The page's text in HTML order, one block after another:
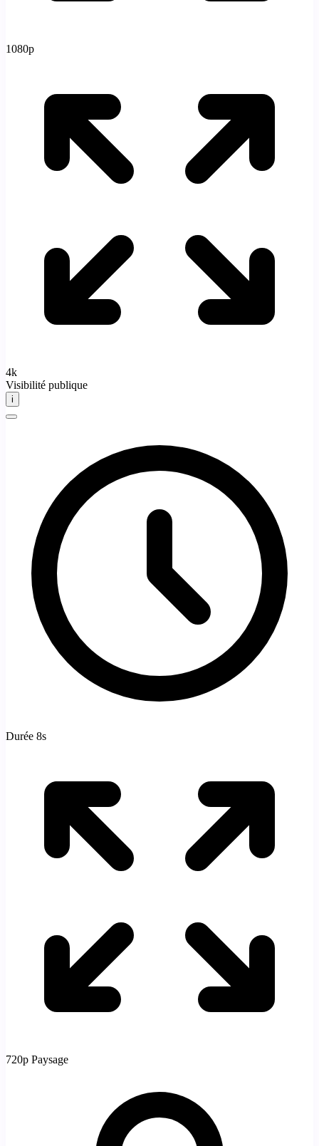
1080p
4k
Visibilité publique
i
Durée 8s
720p Paysage